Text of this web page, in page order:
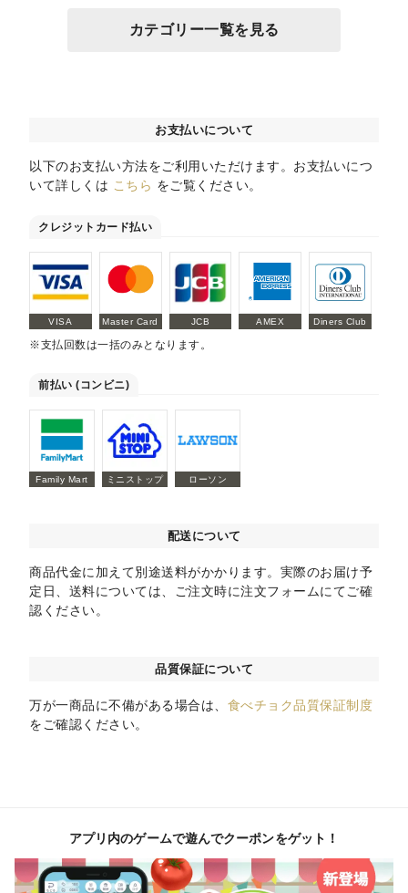
カテゴリー一覧を見る
お支払いについて
以下のお支払い方法をご利用いただけます。お支払いにつ
いて詳しくは こちら をご覧ください。
クレジットカード払い
VISA Master Card JCB AMEX Diners Club
※支払回数は一括のみとなります。
前払い (コンビニ)
Family Mart ミニストップ ローソン
配送について
商品代金に加えて別途送料がかかります。実際のお届け予
定日、送料については、ご注文時に注文フォームにてご確
認ください。
品質保証について
万が一商品に不備がある場合は、 食べチョク品質保証制度
をご確認ください。
アプリ内のゲームで遊んでクーポンをゲット！